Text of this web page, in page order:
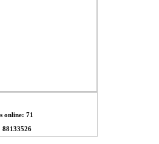
online: 71
88133526